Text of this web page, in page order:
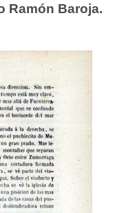
Ramón Baroja.